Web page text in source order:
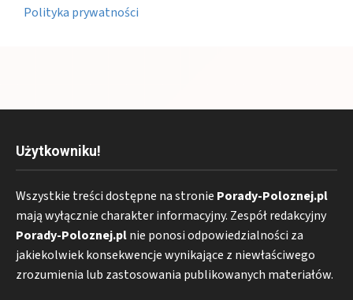
Polityka prywatności
Użytkowniku!
Wszystkie treści dostępne na stronie Porady-Poloznej.pl
mają wyłącznie charakter informacyjny. Zespół redakcyjny
Porady-Poloznej.plnie ponosi odpowiedzialności za
jakiekolwiek konsekwencje wynikające z niewłaściwego
zrozumienia lub zastosowania publikowanych materiałów.